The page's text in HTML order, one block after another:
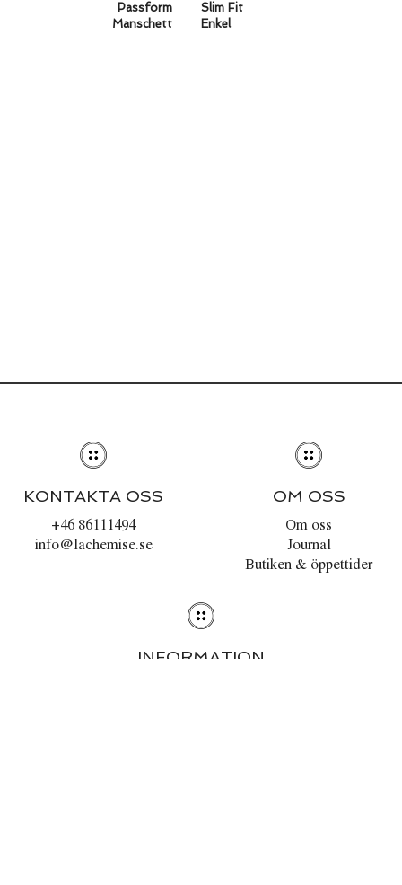
Passform
Slim Fit
Manschett
Enkel
KONTAKTA OSS
+46 86111494
info@lachemise.se
OM OSS
Om oss
Journal
Butiken & öppettider
INFORMATION